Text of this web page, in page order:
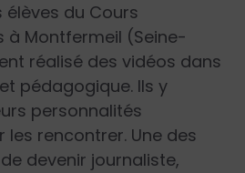
élèves du Cours
à Montfermeil (Seine-
réalisé des vidéos dans
pédagogique. Ils y
personnalités
les rencontrer. Une des
devenir journaliste,